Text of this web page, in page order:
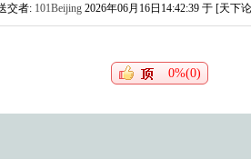
交者: 101Beijing2026年06月16日14:42:39 于 [天下
0%(0)